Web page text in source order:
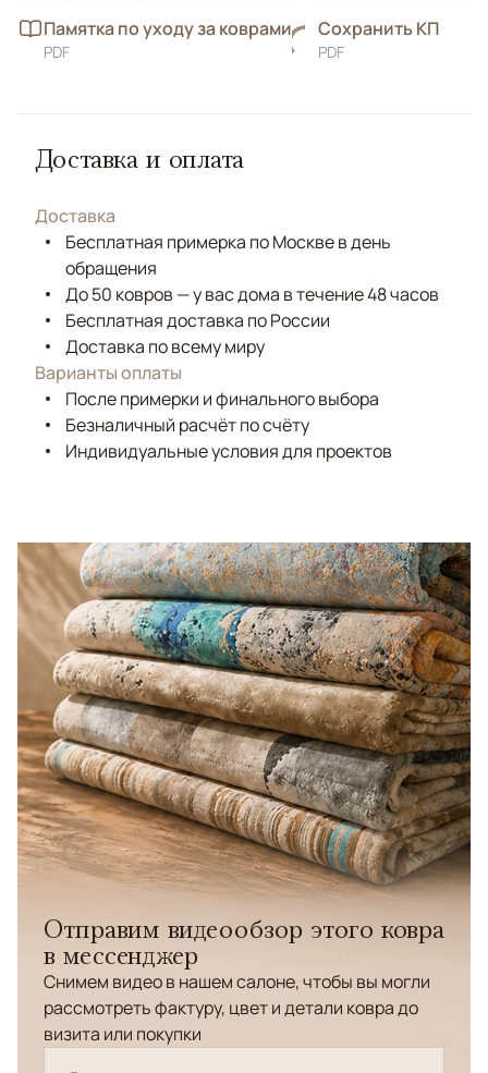
Памятка по уходу за коврами
PDF
Сохранить КП
PDF
Доставка и оплата
Доставка
Бесплатная примерка по Москве в день
обращения
До 50 ковров — у вас дома в течение 48 часов
Бесплатная доставка по России
Доставка по всему миру
Варианты оплаты
После примерки и финального выбора
Безналичный расчёт по счёту
Индивидуальные условия для проектов
Отправим видеообзор этого ковра
в мессенджер
Снимем видео в нашем салоне, чтобы вы могли
рассмотреть фактуру, цвет и детали ковра до
визита или покупки